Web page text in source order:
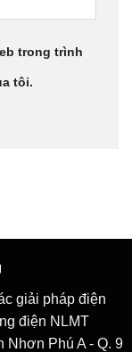
trong trình
tôi.
giải pháp điện
điện NLMT
Nhơn Phú A - Q. 9